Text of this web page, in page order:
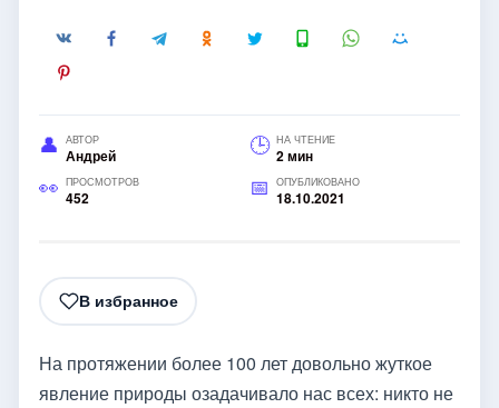
АВТОР
Андрей
НА ЧТЕНИЕ
2 мин
ПРОСМОТРОВ
452
ОПУБЛИКОВАНО
18.10.2021
В избранное
На протяжении более 100 лет довольно жуткое
явление природы озадачивало нас всех: никто не